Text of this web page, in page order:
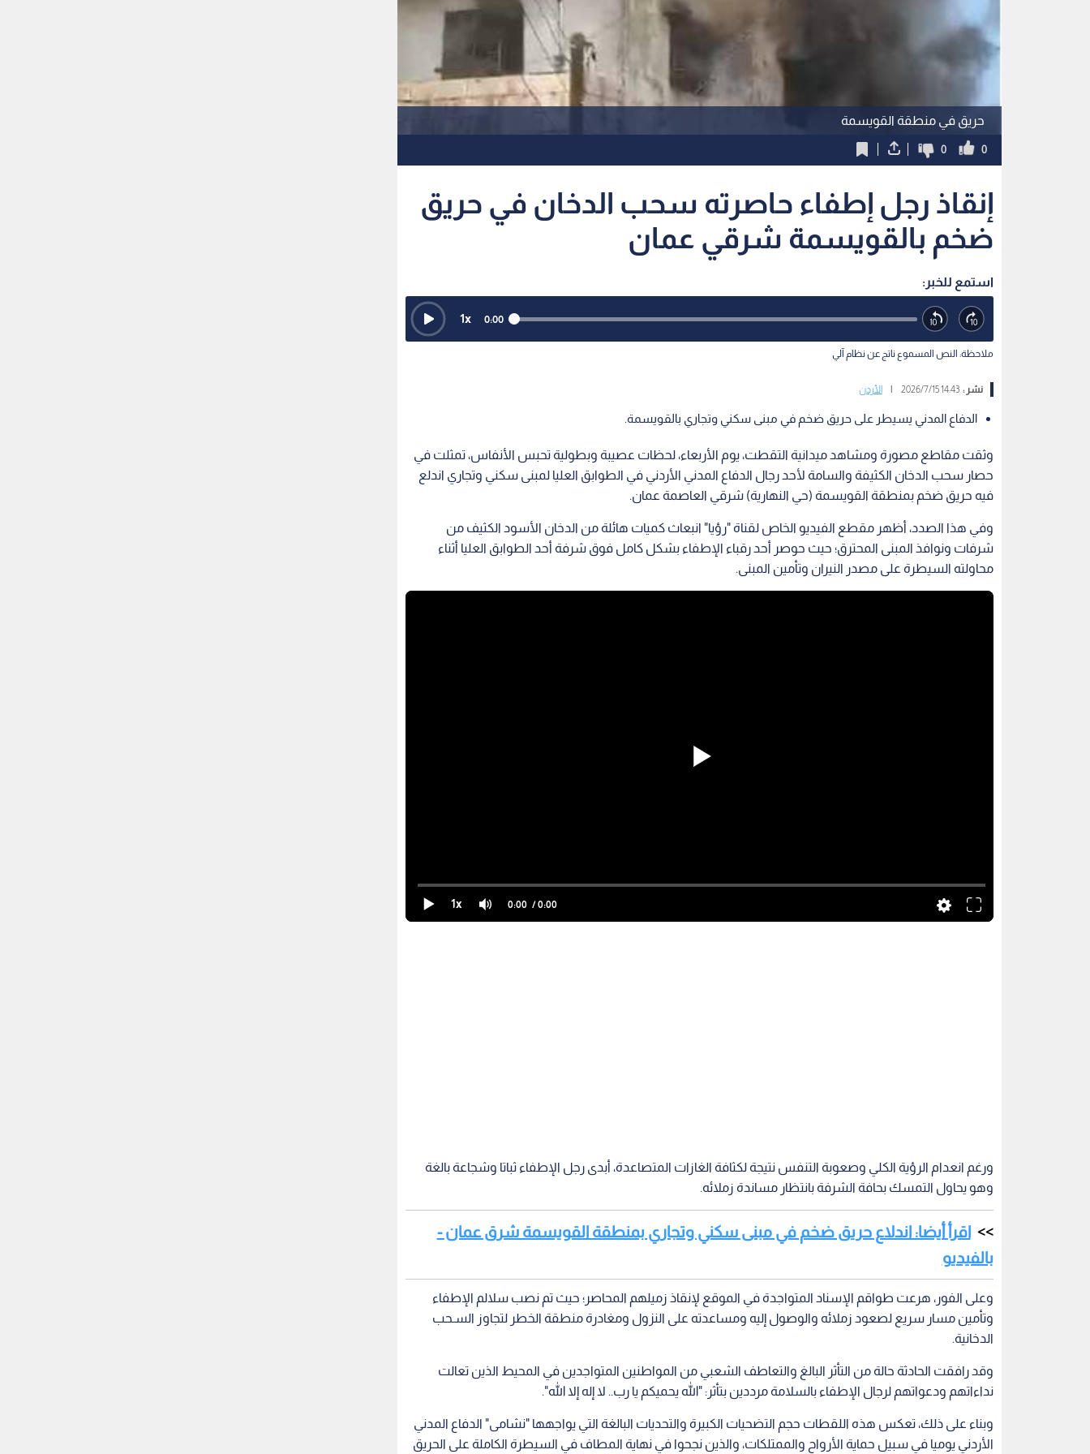
حريق في منطقة القويسمة
0
0
إنقاذ رجل إطفاء حاصرته سحب الدخان في حريق
ضخم بالقويسمة شرقي عمان
استمع للخبر:
0:00
1x
ملاحظة: النص المسموع ناتج عن نظام آلي
نشر :14:43 2026/7/15 الأردن
الدفاع المدني يسيطر على حريق ضخم في مبنى سكني وتجاري بالقويسمة.
وثقت مقاطع مصورة ومشاهد ميدانية التقطت، يوم الأربعاء، لحظات عصيبة وبطولية تحبس الأنفاس، تمثلت في
حصار سحب الدخان الكثيفة والسامة لأحد رجال الدفاع المدني الأردني في الطوابق العليا لمبنى سكني وتجاري اندلع
فيه حريق ضخم بمنطقة القويسمة (حي النهارية) شرقي العاصمة عمان.
وفي هذا الصدد، أظهر مقطع الفيديو الخاص لقناة "رؤيا" انبعاث كميات هائلة من الدخان الأسود الكثيف من
شرفات ونوافذ المبنى المحترق؛ حيث حوصر أحد رقباء الإطفاء بشكل كامل فوق شرفة أحد الطوابق العليا أثناء
محاولته السيطرة على مصدر النيران وتأمين المبنى.
1x 0:00 / 0:00
ورغم انعدام الرؤية الكلي وصعوبة التنفس نتيجة لكثافة الغازات المتصاعدة، أبدى رجل الإطفاء ثباتا وشجاعة بالغة
وهو يحاول التمسك بحافة الشرفة بانتظار مساندة زملائه.
اقرأ أيضا: اندلاع حريق ضخم في مبنى سكني وتجاري بمنطقة القويسمة شرق عمان -
بالفيديو
وعلى الفور، هرعت طواقم الإسناد المتواجدة في الموقع لإنقاذ زميلهم المحاصر؛ حيث تم نصب سلالم الإطفاء
وتأمين مسار سريع لصعود زملائه والوصول إليه ومساعدته على النزول ومغادرة منطقة الخطر لتجاوز السـحب
الدخانية.
وقد رافقت الحادثة حالة من التأثر البالغ والتعاطف الشعبي من المواطنين المتواجدين في المحيط الذين تعالت
نداءاتهم ودعواتهم لرجال الإطفاء بالسلامة مرددين بتأثر: "الله يحميكم يا رب.. لا إله إلا الله".
وبناء على ذلك، تعكس هذه اللقطات حجم التضحيات الكبيرة والتحديات البالغة التي يواجهها "نشامى" الدفاع المدني
الأردني يوميا في سبيل حماية الأرواح والممتلكات، والذين نجحوا في نهاية المطاف في السيطرة الكاملة على الحريق